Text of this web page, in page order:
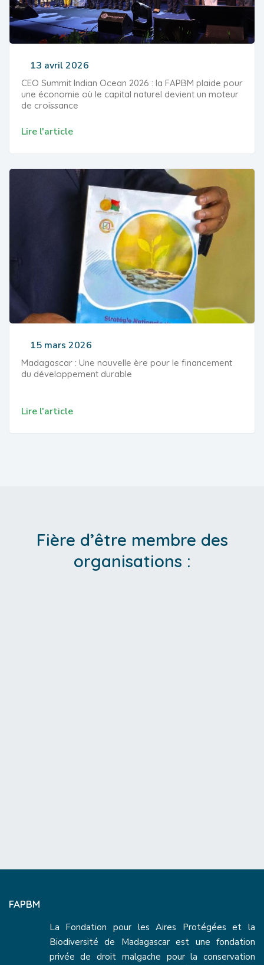
13 avril 2026
CEO Summit Indian Ocean 2026 : la FAPBM plaide pour
une économie où le capital naturel devient un moteur
de croissance
Lire l'article
15 mars 2026
Madagascar : Une nouvelle ère pour le financement
du développement durable
Lire l'article
Fière d’être membre des
organisations :
FAPBM
La Fondation pour les Aires Protégées et la
Biodiversité de Madagascar est une fondation
privée de droit malgache pour la conservation